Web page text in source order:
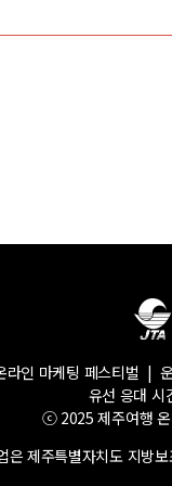
라인 마케팅 페스티벌
유선 응대
ⓒ 2025 제주여행
은 제주특별자치도 지방